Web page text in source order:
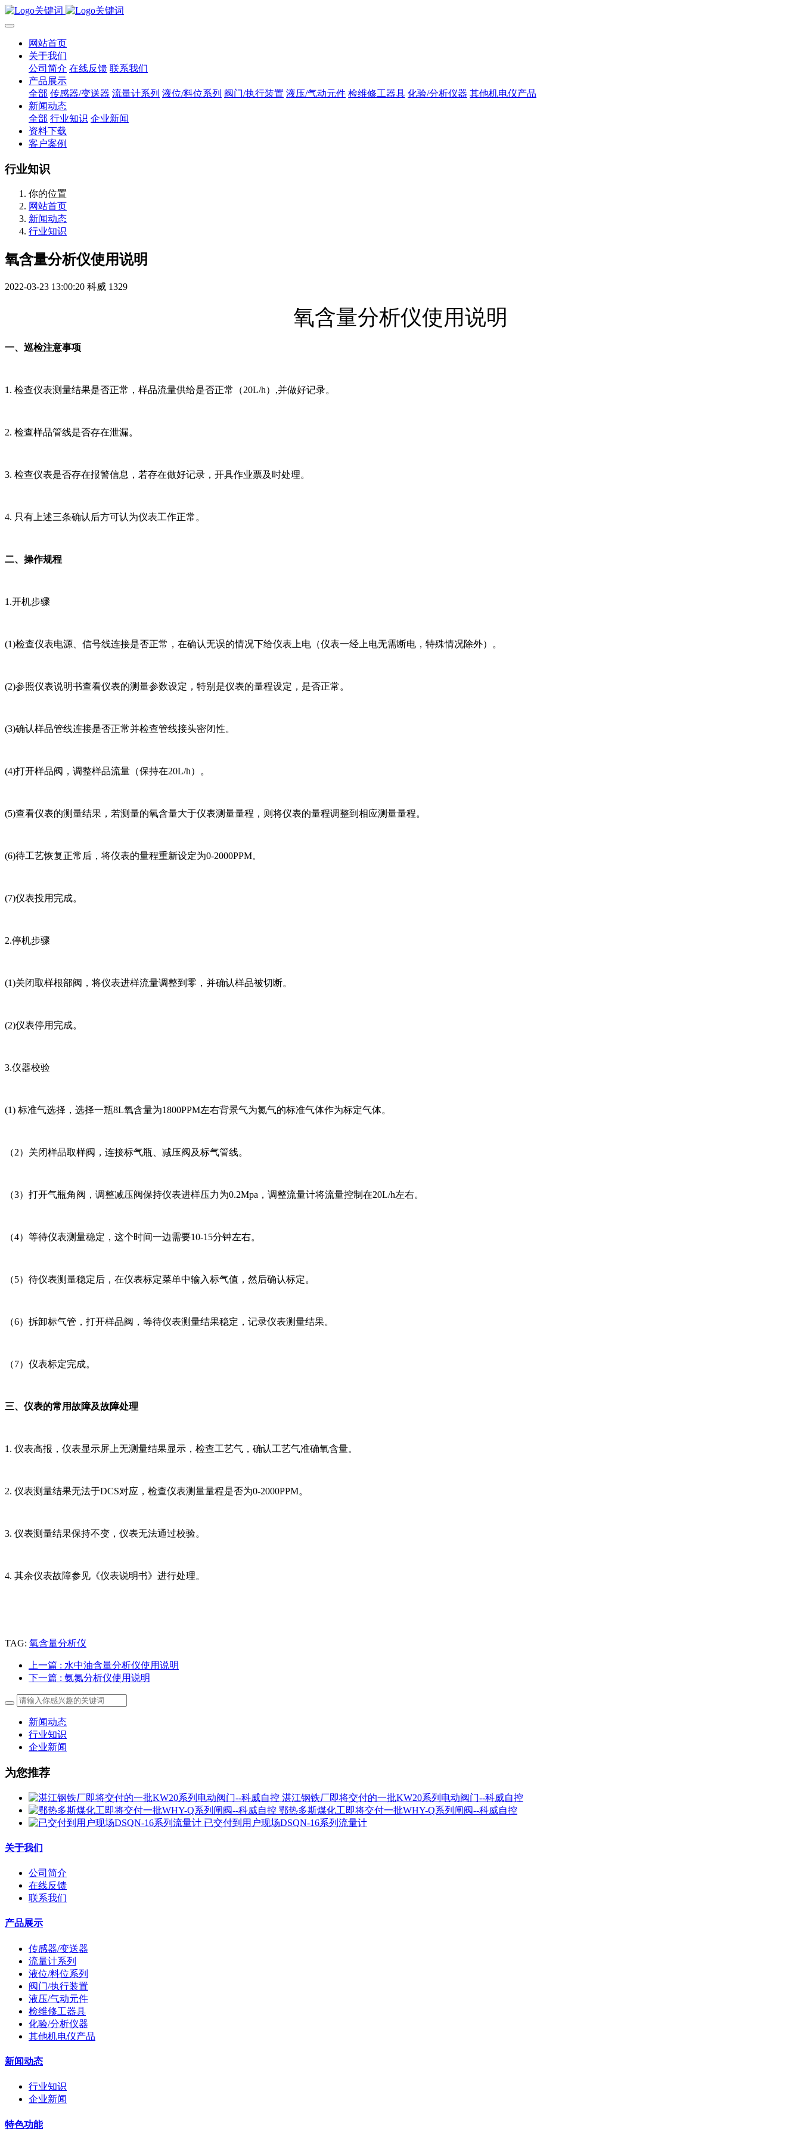
网站首页
关于我们
公司简介 在线反馈 联系我们
产品展示
全部 传感器/变送器 流量计系列 液位/料位系列 阀门/执行装置 液压/气动元件 检维修工器具 化验/分析仪器 其他机电仪产品
新闻动态
全部 行业知识 企业新闻
资料下载
客户案例
行业知识
你的位置
网站首页
新闻动态
行业知识
氧含量分析仪使用说明
2022-03-23 13:00:20 科威 1329
氧含量分析仪使用说明
一、巡检注意事项
1. 检查仪表测量结果是否正常，样品流量供给是否正常（20L/h）,并做好记录。
2. 检查样品管线是否存在泄漏。
3. 检查仪表是否存在报警信息，若存在做好记录，开具作业票及时处理。
4. 只有上述三条确认后方可认为仪表工作正常。
二、操作规程
1.开机步骤
(1)检查仪表电源、信号线连接是否正常，在确认无误的情况下给仪表上电（仪表一经上电无需断电，特殊情况除外）。
(2)参照仪表说明书查看仪表的测量参数设定，特别是仪表的量程设定，是否正常。
(3)确认样品管线连接是否正常并检查管线接头密闭性。
(4)打开样品阀，调整样品流量（保持在20L/h）。
(5)查看仪表的测量结果，若测量的氧含量大于仪表测量量程，则将仪表的量程调整到相应测量量程。
(6)待工艺恢复正常后，将仪表的量程重新设定为0-2000PPM。
(7)仪表投用完成。
2.停机步骤
(1)关闭取样根部阀，将仪表进样流量调整到零，并确认样品被切断。
(2)仪表停用完成。
3.仪器校验
(1) 标准气选择，选择一瓶8L氧含量为1800PPM左右背景气为氮气的标准气体作为标定气体。
（2）关闭样品取样阀，连接标气瓶、减压阀及标气管线。
（3）打开气瓶角阀，调整减压阀保持仪表进样压力为0.2Mpa，调整流量计将流量控制在20L/h左右。
（4）等待仪表测量稳定，这个时间一边需要10-15分钟左右。
（5）待仪表测量稳定后，在仪表标定菜单中输入标气值，然后确认标定。
（6）拆卸标气管，打开样品阀，等待仪表测量结果稳定，记录仪表测量结果。
（7）仪表标定完成。
三、仪表的常用故障及故障处理
1. 仪表高报，仪表显示屏上无测量结果显示，检查工艺气，确认工艺气准确氧含量。
2. 仪表测量结果无法于DCS对应，检查仪表测量量程是否为0-2000PPM。
3. 仪表测量结果保持不变，仪表无法通过校验。
4. 其余仪表故障参见《仪表说明书》进行处理。
TAG: 氧含量分析仪
上一篇 : 水中油含量分析仪使用说明
下一篇 : 氨氮分析仪使用说明
新闻动态
行业知识
企业新闻
为您推荐
湛江钢铁厂即将交付的一批KW20系列电动阀门--科威自控
鄂热多斯煤化工即将交付一批WHY-Q系列闸阀--科威自控
已交付到用户现场DSQN-16系列流量计
关于我们
公司简介
在线反馈
联系我们
产品展示
传感器/变送器
流量计系列
液位/料位系列
阀门/执行装置
液压/气动元件
检维修工器具
化验/分析仪器
其他机电仪产品
新闻动态
行业知识
企业新闻
特色功能